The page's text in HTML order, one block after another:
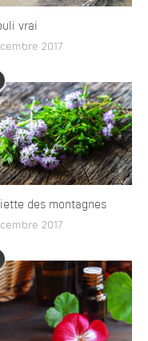
vrai
2017
des montagnes
2017